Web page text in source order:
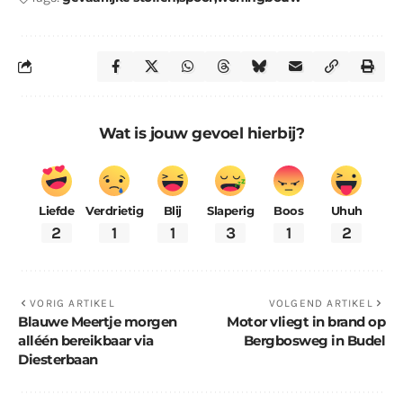
Wat is jouw gevoel hierbij?
Liefde
2
Verdrietig
1
Blij
1
Slaperig
3
Boos
1
Uhuh
2
VORIG ARTIKEL
Blauwe Meertje morgen
alléén bereikbaar via
Diesterbaan
VOLGEND ARTIKEL
Motor vliegt in brand op
Bergbosweg in Budel